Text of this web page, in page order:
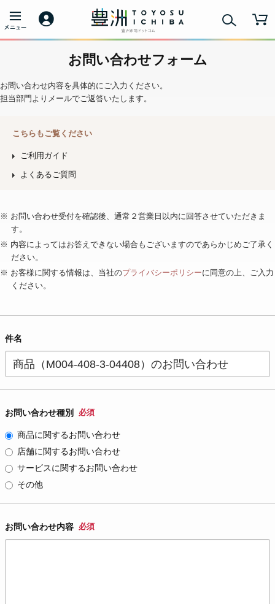
お問い合わせフォーム
お問い合わせ内容を具体的にご入力ください。
担当部門よりメールでご返答いたします。
こちらもご覧ください
ご利用ガイド
よくあるご質問
※ お問い合わせ受付を確認後、通常２営業日以内に回答させていただきま
す。
※ 内容によってはお答えできない場合もございますのであらかじめご了承く
ださい。
※ お客様に関する情報は、当社のプライバシーポリシーに同意の上、ご入力
ください。
件名
お問い合わせ種別 必須
商品に関するお問い合わせ
店舗に関するお問い合わせ
サービスに関するお問い合わせ
その他
お問い合わせ内容 必須